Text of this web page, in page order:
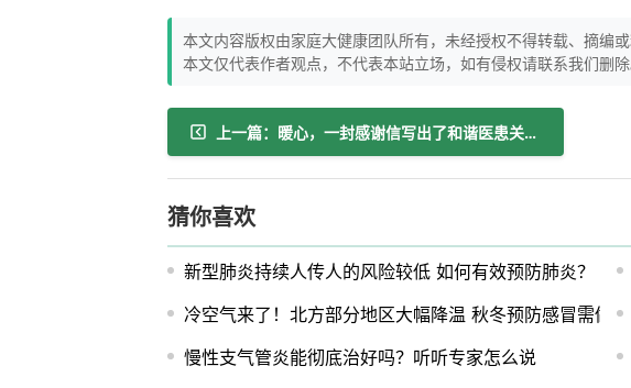
本文内容版权由家庭大健康团队所有，未经授权不得转载、摘编
本文仅代表作者观点，不代表本站立场，如有侵权请联系我们删除
上一篇：暖心，一封感谢信写出了和谐医患关系！
猜你喜欢
新型肺炎持续人传人的风险较低 如何有效预防肺炎？
冷空气来了！北方部分地区大幅降温 秋冬预防感冒需做
慢性支气管炎能彻底治好吗？听听专家怎么说